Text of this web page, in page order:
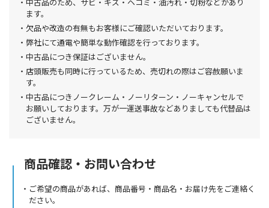
ます。
欠品や改造の有無もお客様にご確認いただいております。
弊社にて通電や簡単な動作確認を行っております。
中古品につき保証はございません。
店頭販売も同時に行っているため、売切れの際はご容赦願いま
す。
中古品につきノークレーム・ノーリターン・ノーキャンセルで
お願いしております。万が一運送事故などありましても代替品は
ございません。
商品確認・お問い合わせ
ご希望の商品があれば、商品番号・商品名・お届け先をご連絡く
ださい。